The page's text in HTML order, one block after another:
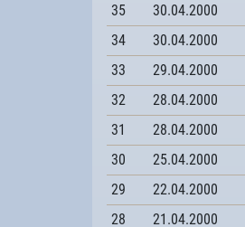
35
30.04.2000
34
30.04.2000
33
29.04.2000
32
28.04.2000
31
28.04.2000
30
25.04.2000
29
22.04.2000
28
21.04.2000